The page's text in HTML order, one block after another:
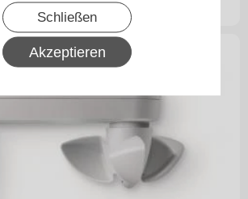
Schließen
Akzeptieren
inkl. 19% MwSt.zzgl. Versand